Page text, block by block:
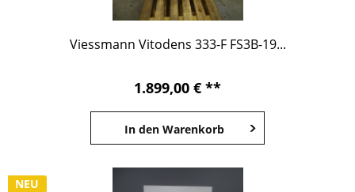
Viessmann Vitodens 333-F FS3B-19...
1.899,00 € **
In den Warenkorb
NEU